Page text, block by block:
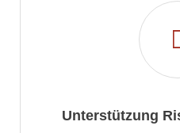
Unterstützung